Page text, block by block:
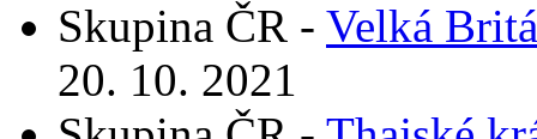
Skupina ČR - Velká
20. 10. 2021